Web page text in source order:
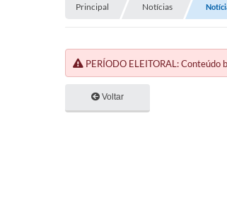
Principal Notícias
PERÍODO ELEITORAL:
Voltar